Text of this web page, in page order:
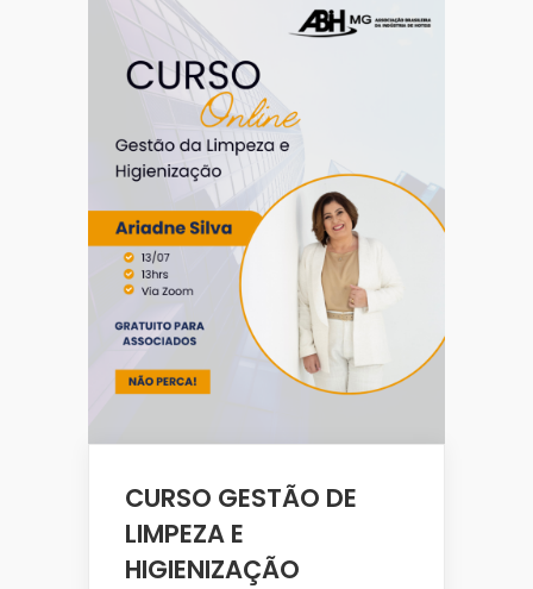
CURSO GESTÃO DE
LIMPEZA E
HIGIENIZAÇÃO